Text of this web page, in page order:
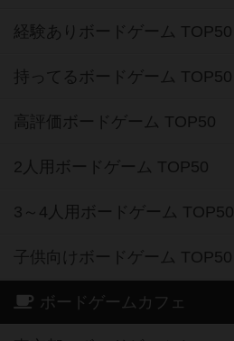
経験ありボードゲーム TOP50
持ってるボードゲーム TOP50
高評価ボードゲーム TOP50
2人用ボードゲーム TOP50
3～4人用ボードゲーム TOP50
子供向けボードゲーム TOP50
ボードゲームカフェ